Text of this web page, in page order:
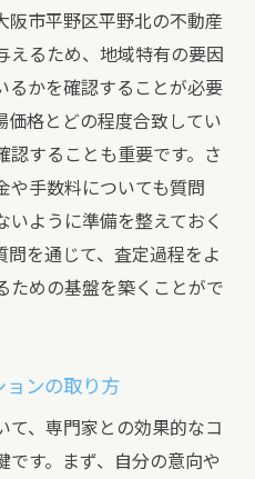
阪市平野区平野北の不動産
えるため、地域特有の要因
るかを確認することが必要
価格とどの程度合致してい
認することも重要です。さ
や手数料についても質問
いように準備を整えておく
問を通じて、査定過程をよ
ための基盤を築くことがで
ョンの取り方
て、専門家との効果的なコ
です。まず、自分の意向や